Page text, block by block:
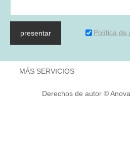
presentar Política de
MÁS SERVICIOS
Derechos de autor ©